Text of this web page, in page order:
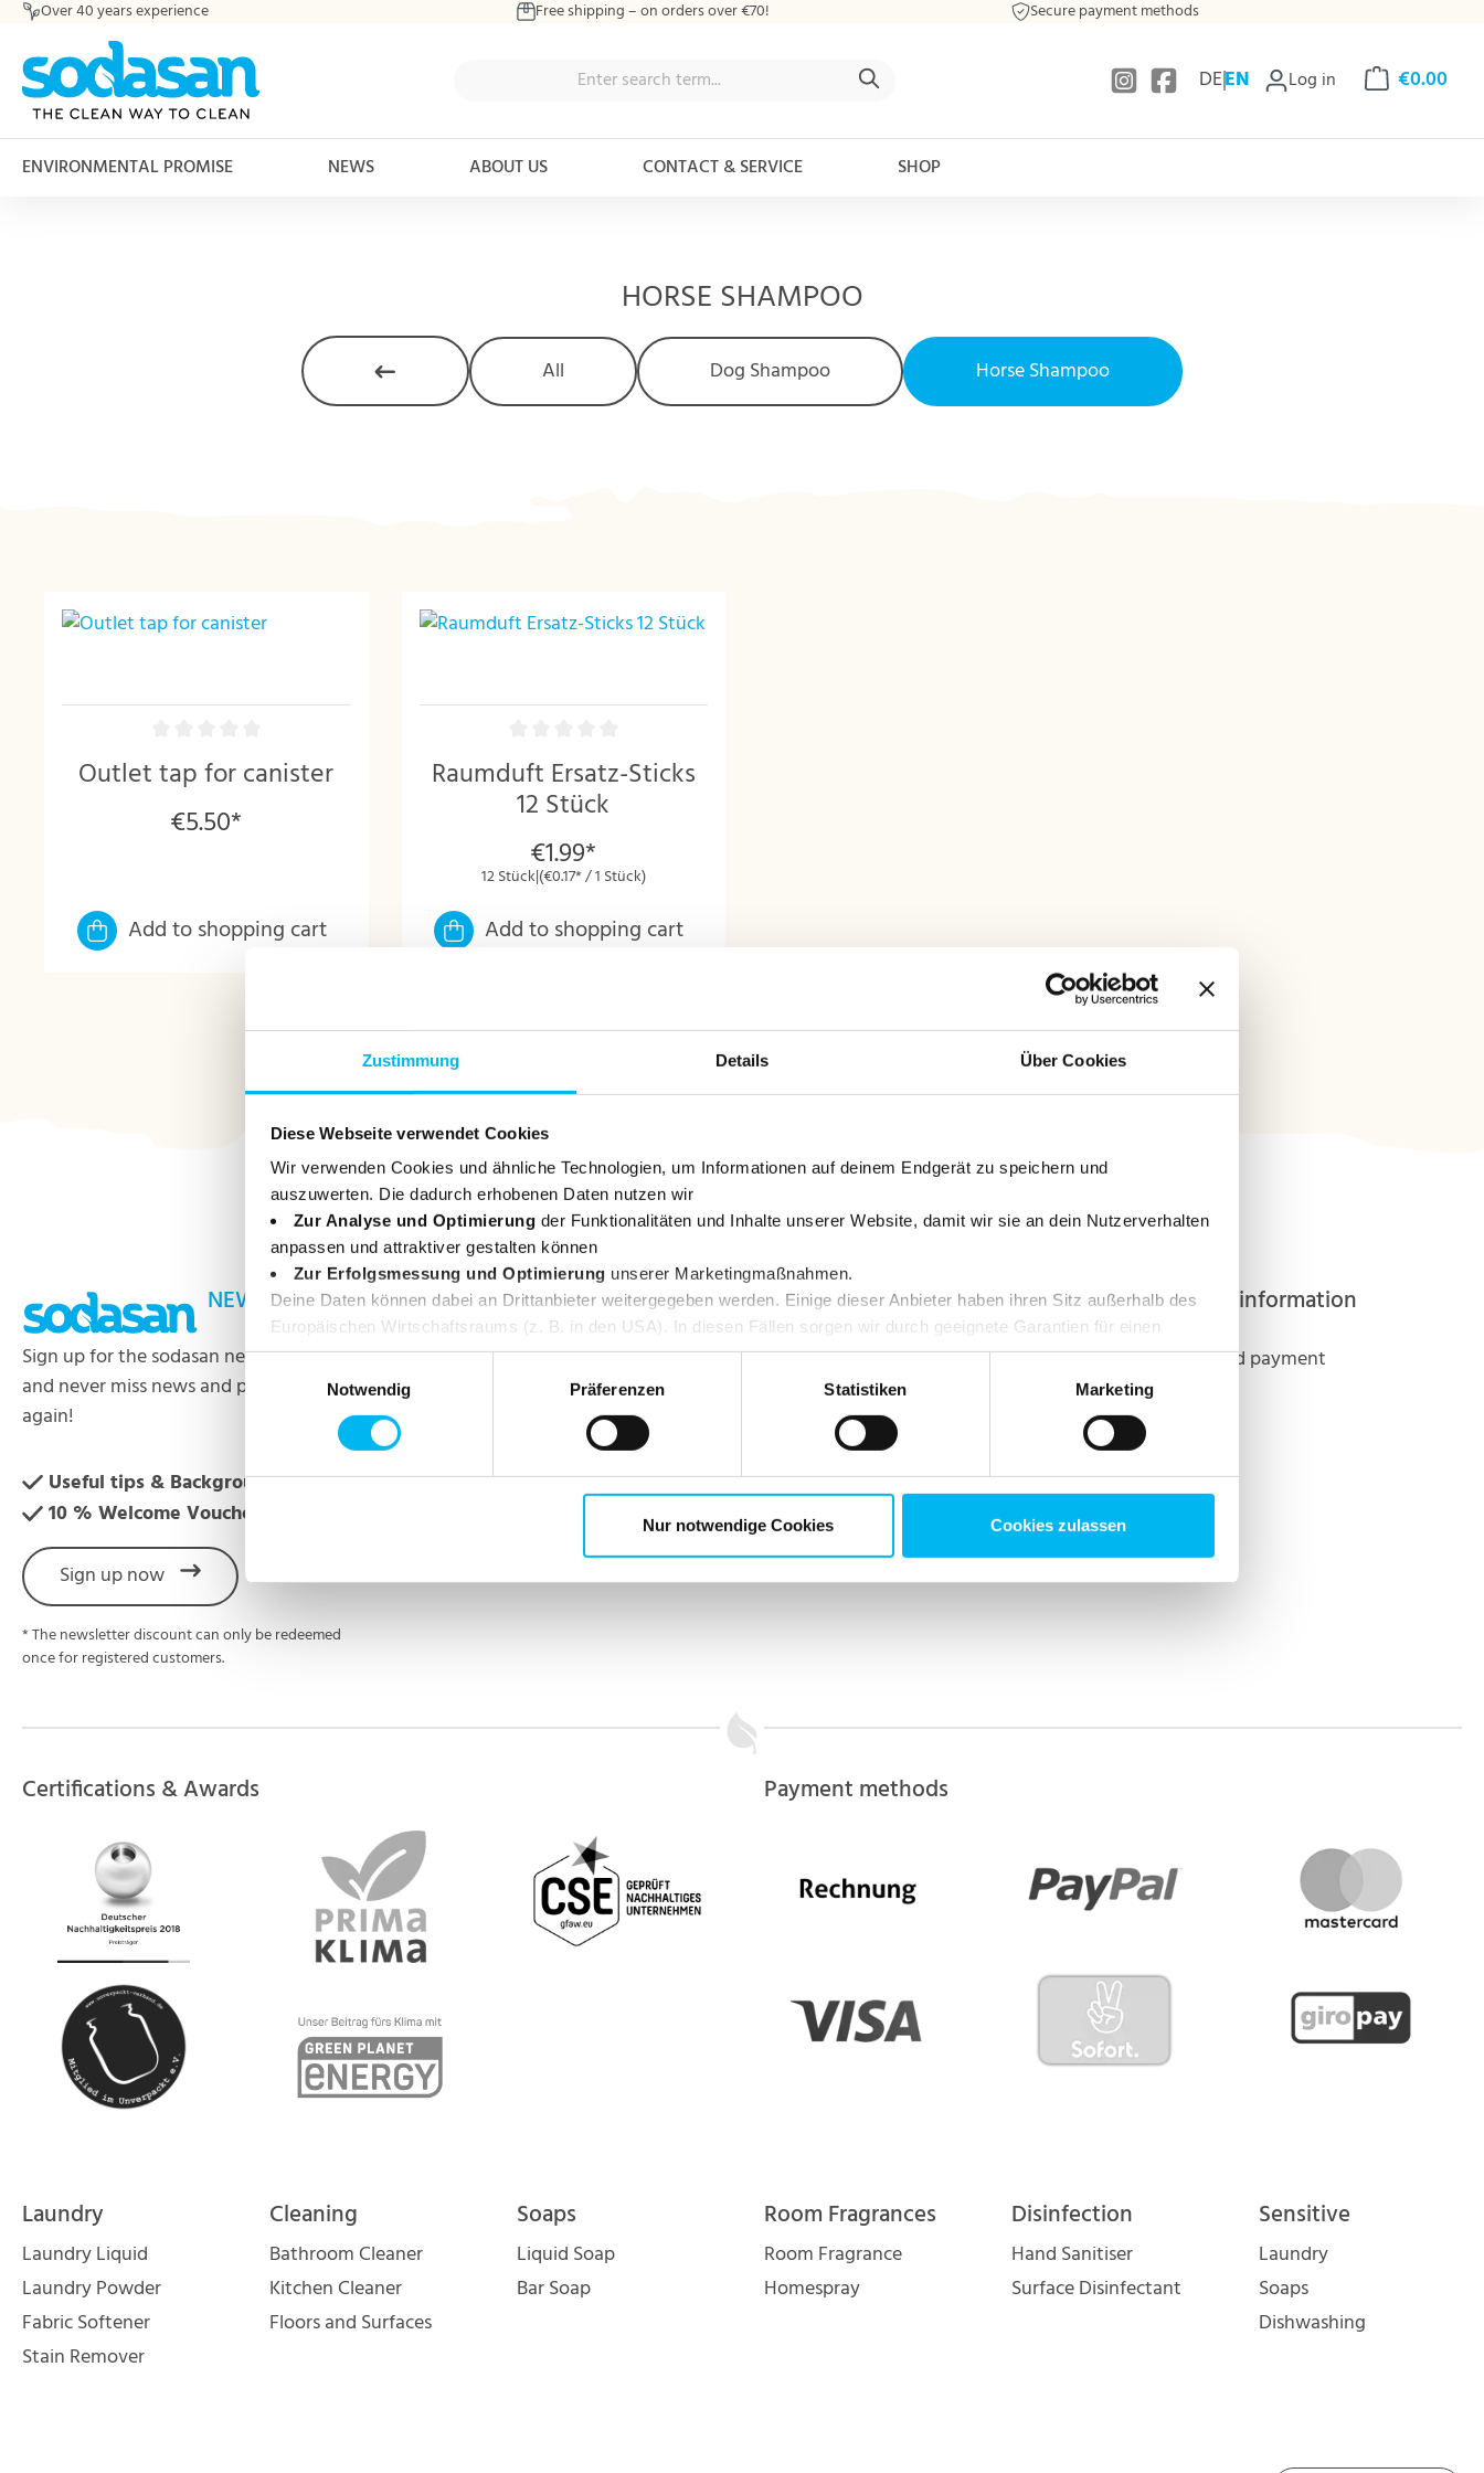
Zustimmung Details Über Cookies
Diese Webseite verwendet Cookies
Wir verwenden Cookies und ähnliche Technologien, um Informationen auf deinem Endgerät zu speichern und
auszuwerten. Die dadurch erhobenen Daten nutzen wir
Zur Analyse und Optimierung der Funktionalitäten und Inhalte unserer Website, damit wir sie an dein Nutzerverhalten
anpassen und attraktiver gestalten können
Zur Erfolgsmessung und Optimierung unserer Marketingmaßnahmen.
Deine Daten können dabei an Drittanbieter weitergegeben werden. Einige dieser Anbieter haben ihren Sitz außerhalb des
Europäischen Wirtschaftsraums (z. B. in den USA). In diesen Fällen sorgen wir durch geeignete Garantien für einen
angemessenen Schutz deiner Daten. Weitere Infos dazu findest du in unsererDatenschutzerklärung. Du kannst deine
Einwilligung jederzeit widerrufen. Nutze dafür den Button, den du am unteren linken Rand unserer Website findest.
Einwilligungsauswahl
Notwendig
Präferenzen Statistiken Marketing
Nur notwendige Cookies Cookies zulassen
to main content
Skip to search
Skip to main navigation
Over 40 years experience Free shipping – on orders over €70! Secure payment methods
DEEN Log in €0.00
Shopping cart
ENVIRONMENTAL PROMISE NEWS ABOUT US CONTACT & SERVICE SHOP
HORSE SHAMPOO
All Dog Shampoo Horse Shampoo
Outlet tap for canister
€5.50*
Add to shopping cart
Raumduft Ersatz-Sticks
12 Stück
€1.99*
12 Stück|(€0.17* / 1 Stück)
Add to shopping cart
NEWSLETTER
Sign up for the sodasan newsletter
and never miss news and promotions
again!
Useful tips & Backgrounds
10 % Welcome Voucher*
Sign up now
* The newsletter discount can only be redeemed
once for registered customers.
Service
My account
Complaints
Company
News
Contact
About us
Customer information
Shipping and payment
Certifications & Awards Payment methods
Laundry
Laundry Liquid
Laundry Powder
Fabric Softener
Stain Remover
Cleaning
Bathroom Cleaner
Kitchen Cleaner
Floors and Surfaces
Soaps
Liquid Soap
Bar Soap
Room Fragrances
Room Fragrance
Homespray
Disinfection
Hand Sanitiser
Surface Disinfectant
Sensitive
Laundry
Soaps
Dishwashing